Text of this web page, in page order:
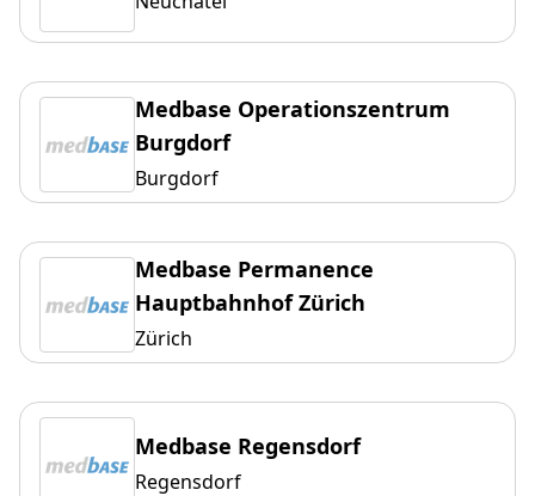
Medbase Operationszentrum
Burgdorf
Burgdorf
Medbase Permanence
Hauptbahnhof Zürich
Zürich
Medbase Regensdorf
Regensdorf